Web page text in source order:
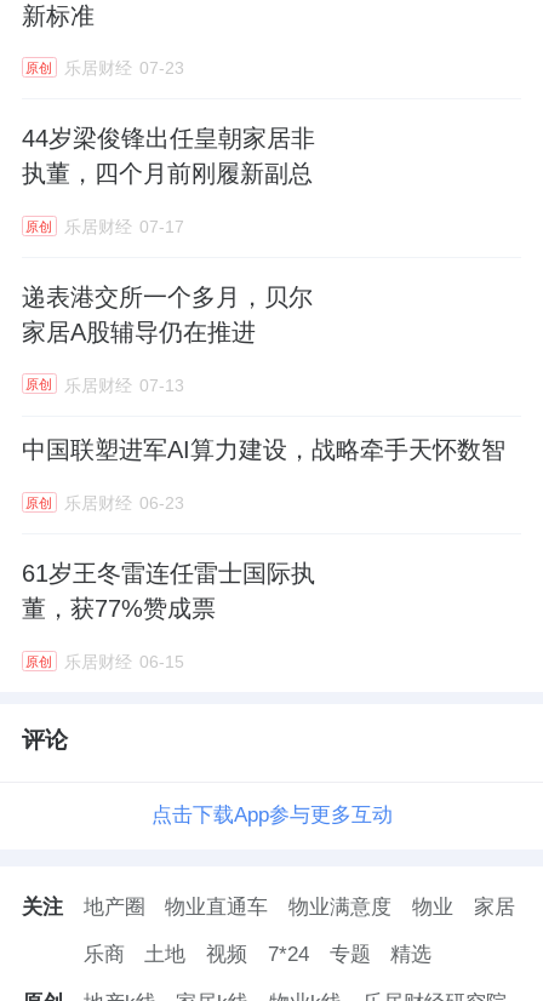
新标准
原创 乐居财经 07-23
44岁梁俊锋出任皇朝家居非
执董，四个月前刚履新副总
原创 乐居财经 07-17
递表港交所一个多月，贝尔
家居A股辅导仍在推进
原创 乐居财经 07-13
中国联塑进军AI算力建设，战略牵手天怀数智
原创 乐居财经 06-23
61岁王冬雷连任雷士国际执
董，获77%赞成票
原创 乐居财经 06-15
评论
点击下载App参与更多互动
关注 地产圈 物业直通车 物业满意度 物业 家居
乐商 土地 视频 7*24 专题 精选